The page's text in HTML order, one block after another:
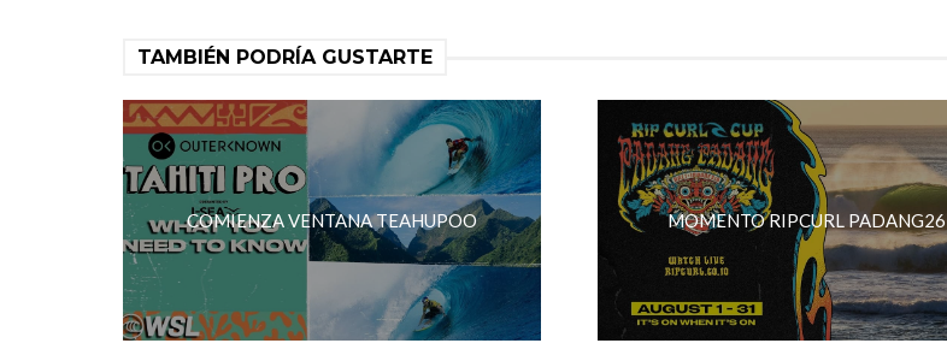
TAMBIÉN PODRÍA GUSTARTE
COMIENZA VENTANA TEAHUPOO MOMENTO RIPCURL PADANG26